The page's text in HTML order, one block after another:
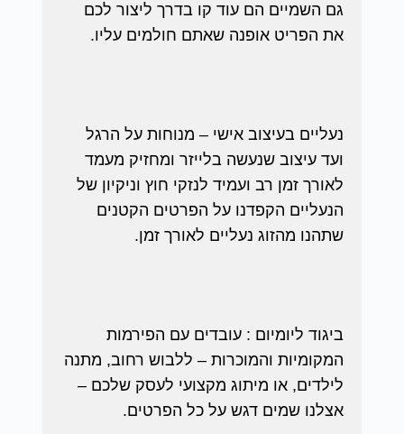
גם השמיים הם עוד קו בדרך ליצור לכם
את הפריט אופנה שאתם חולמים עליו.
נעליים בעיצוב אישי – מנוחות על הרגל
ועד עיצוב שנעשה בלייזר ומחזיק מעמד
לאורך זמן רב ועמיד לנזקי חוץ וניקיון של
הנעליים הקפדנו על הפרטים הקטנים
שתהנו מהזוג נעליים לאורך זמן.
ביגוד ליומיום : עובדים עם הפירמות
המקומיות והמוכרות – ללבוש רחוב, מתנה
לילדים, או מיתוג מקצועי לעסק שלכם –
אצלנו שמים דגש על כל הפרטים.